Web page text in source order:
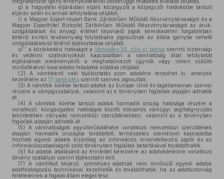
q) a hagyatéki eljárásban eljáró közjegyzőt a közjegyzői hatáskörbe tartozó
eljárás során és annak lefolytatása céljából,
r) a Magyar Export-Import Bank Zártkörűen Működő Részvénytársaságot és a
Magyar Exporthitel Biztosító Zártkörűen Működő Részvénytársaságot az áruk,
szolgáltatások és anyagi értéket képviselő jogok kereskedelmi forgalomban
történő kiviteli tevékenység folytatására jogosultnak az általa igénybe vehető
szolgáltatásokról történő tájékoztatása céljából,
s) 17 a közlekedési hatóságot a Vámkódex 39. cikke) pontja szerinti biztonsági
és védelmi szabványokkal kapcsolatban a vámhatóság által lefolytatott
eljárásának eredményéről a meghatalmazott ügynök vagy ismert szállító
minősítésével kapcsolatos feladatok ellátása céljából.
(2) A vámtitokról való tájékoztatás azon adatokra terjedhet ki, amelyek
kezelésére az (1) bekezdés szerinti szervek jogosultak.
(3) A vámtitok körébe tartozó adatok az Európai Unió és tagállamainak szervei
részére a vámjogszabályok, valamint az e törvényben foglaltak alapján adhatók
át.
(4) A vámtitok körébe tartozó adatok harmadik ország hatósága részére a
vonatkozó, közigazgatási hatóságok közötti kölcsönös vámügyi segítségnyújtás
tekintetében irányadó nemzetközi szerződésekben, valamint az e törvényben
foglaltak alapján adhatók át.
(5) A vámhatóságok együttműködésére vonatkozó nemzetközi szerződések
alapján harmadik országba továbbított, természetes személlyel kapcsolatba
hozható egyedi adatok kizárólag az információs önrendelkezési jogról és az
információszabadságról szóló törvényben foglaltak betartásával továbbíthatók.
(6) Az adatok átadásáról az érintettet kérelmére az adatvédelemre vonatkozó
törvény szabályai szerint tájékoztatni kell.
(7) A vámtitkot képező, személyes adatnak nem minősülő egyedi adatok
adatfeldolgozási technikával kezelhetők és továbbíthatók, ha az adatbiztonság
feltételeinek a fogadó állam eleget tesz.